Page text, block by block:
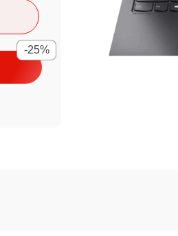
-25%